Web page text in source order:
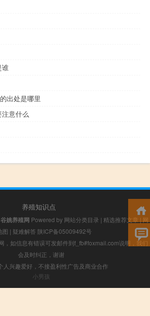
谁
出处是哪里
意什么
养殖知识点
谷姚养殖网 Powered by 网站分类目录 | 精选推荐文章 | 网
图 | 疑难解答 陕ICP备05009492号
，如信息有错误可发邮件到f_fb#foxmail.com说明，我们
会及时纠正，谢谢
人兴趣爱好，不接盈利性广告及商业合作
小男孩